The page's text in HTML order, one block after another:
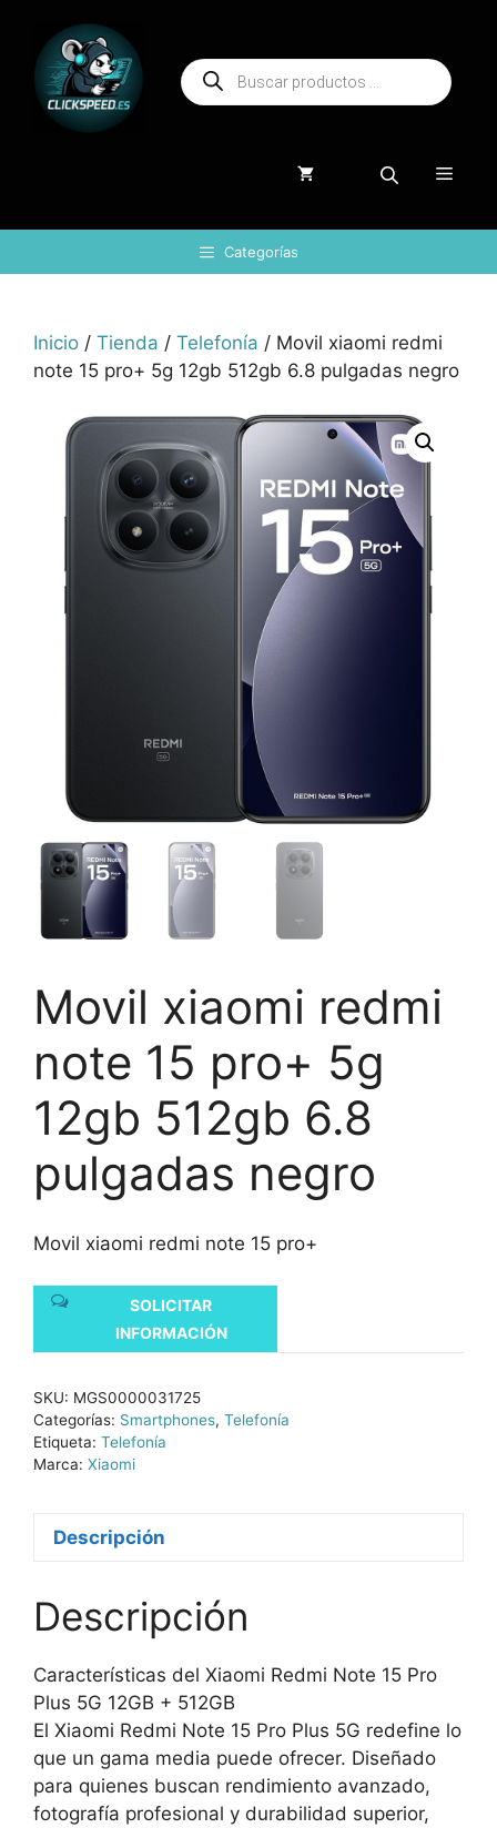
contenido
Búsqueda
de
productos
Menú
Categorías
Inicio / Tienda / Telefonía / Movil xiaomi redmi
note 15 pro+ 5g 12gb 512gb 6.8 pulgadas negro
Movil xiaomi redmi
note 15 pro+ 5g
12gb 512gb 6.8
pulgadas negro
Movil xiaomi redmi note 15 pro+
SOLICITAR
INFORMACIÓN
SKU: MGS0000031725
Categorías: Smartphones, Telefonía
Etiqueta: Telefonía
Marca: Xiaomi
Descripción
Descripción
Características del Xiaomi Redmi Note 15 Pro
Plus 5G 12GB + 512GB
El Xiaomi Redmi Note 15 Pro Plus 5G redefine lo
que un gama media puede ofrecer. Diseñado
para quienes buscan rendimiento avanzado,
fotografía profesional y durabilidad superior,